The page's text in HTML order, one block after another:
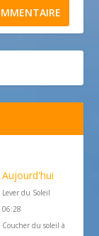
Aujourd'hui
Lever du Soleil
06:28
Coucher du soleil à